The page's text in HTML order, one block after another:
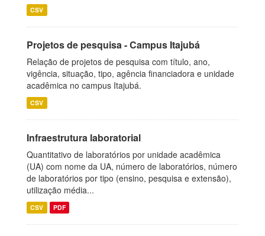
CSV
Projetos de pesquisa - Campus Itajubá
Relação de projetos de pesquisa com título, ano,
vigência, situação, tipo, agência financiadora e unidade
acadêmica no campus Itajubá.
CSV
Infraestrutura laboratorial
Quantitativo de laboratórios por unidade acadêmica
(UA) com nome da UA, número de laboratórios, número
de laboratórios por tipo (ensino, pesquisa e extensão),
utilização média...
CSV PDF